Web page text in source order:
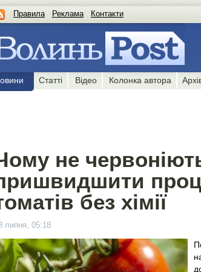
Правила Реклама Контакти
Статті Відео Колонка автора
не
без хімії
липня, 05:18